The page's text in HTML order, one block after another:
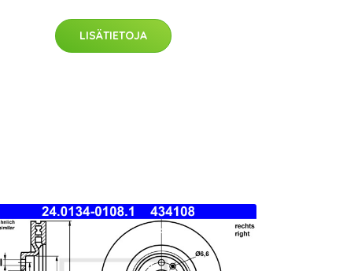
LISÄTIETOJA